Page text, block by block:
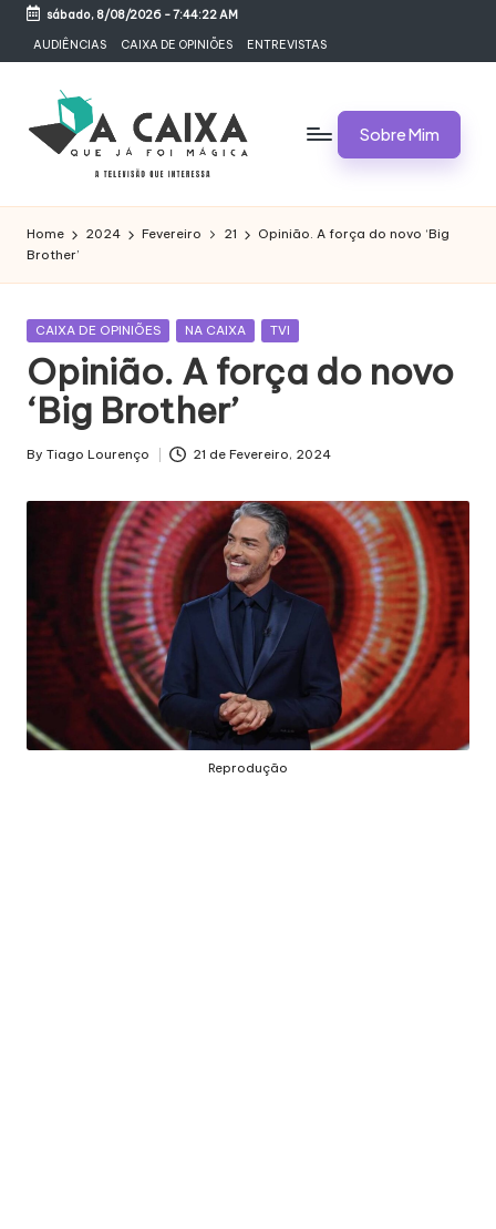
content
sábado, 8/08/2026-7:44:22 AM
AUDIÊNCIAS CAIXA DE OPINIÕES ENTREVISTAS
A
C
A
I
X
A
Q
U
E
F
O
I
M
Programas,
e
Bastidores
Sobre Mim
Home 2024 Fevereiro 21
Opinião. A força do novo ‘Big
Brother’
Posted
CAIXA DE OPINIÕES NA CAIXA TVI
Opinião. A força do novo
‘Big Brother’
Posted
By Tiago Lourenço 21 de Fevereiro, 2024
Reprodução